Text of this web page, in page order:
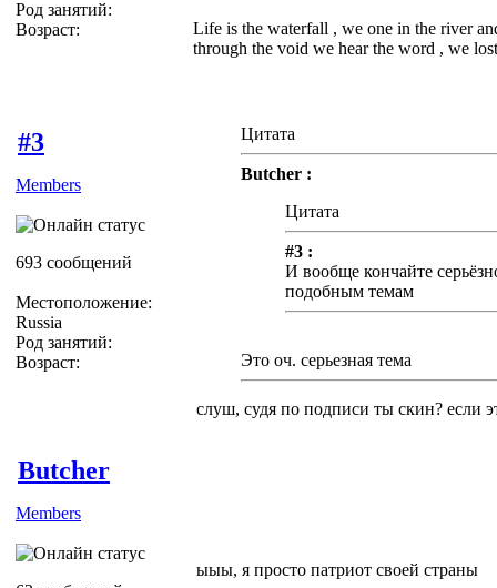
Род занятий:
Возраст:
Life is the waterfall , we one in the river
through the void we hear the word , we
#3
Members
693 сообщений
Местоположение:
Russia
Род занятий:
Возраст:
Цитата
Butcher :
Цитата
#3 :
И вообще кончайте
подобным темам
Это оч. серьезная тема
слуш, судя по подписи ты скин? если
Butcher
Members
ыыы, я просто патриот своей страны